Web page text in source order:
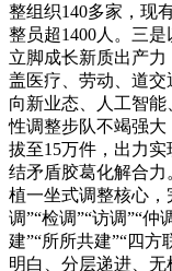
整组织140多家，现
整员超1400人。三
立脚成长新质出产
盖医疗、劳动、道
向新业态、人工智
性调整步队不竭强
拔至15万件，出力
结矛盾胶葛化解合
植一坐式调整核心，
调”“检调”“访调”“仲
建”“所所共建”“四
明白、分层递进、